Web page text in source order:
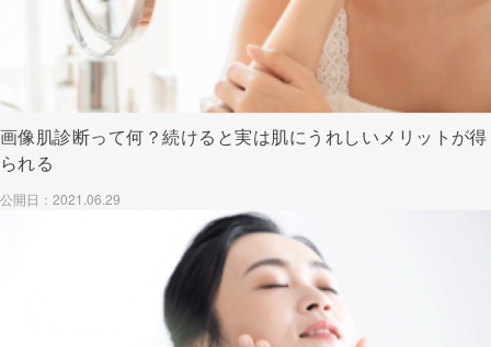
画像肌診断って何？続けると実は肌にうれしいメリットが得
られる
公開日：2021.06.29